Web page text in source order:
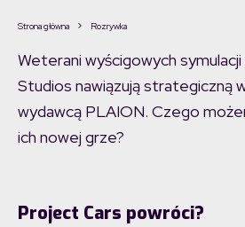
Strona główna Rozrywka
Weterani wyścigowych
Studios nawiązują strategiczną
wydawcą PLAION. Czego
ich nowej grze?
Project Cars powróci?